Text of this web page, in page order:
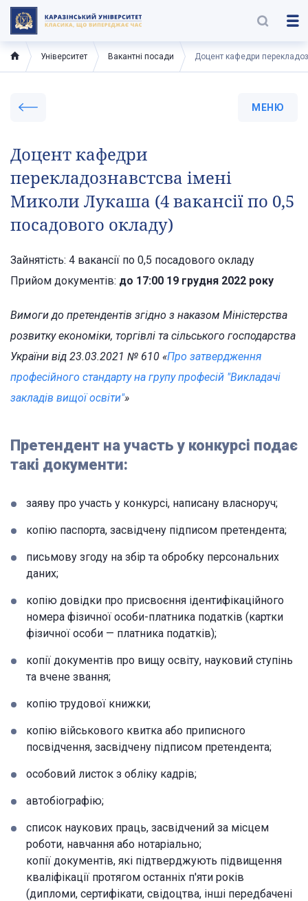
Університет Вакантні посади Доцент кафедри
МЕНЮ
Доцент кафедри
перекладознавстсва імені
Миколи Лукаша (4 вакансії по 0,5
посадового окладу)
Зайнятість: 4 вакансії по 0,5 посадового окладу
Прийом документів: до 17:00 19 грудня 2022 року
Вимоги до претендентів згідно з наказом Міністерства
розвитку економіки, торгівлі та сільського господарства
України від 23.03.2021 № 610 «Про затвердження
професійного стандарту на групу професій "Викладачі
закладів вищої освіти"»
Претендент на участь у конкурсі подає
такі документи:
заяву про участь у конкурсі, написану власноруч;
копію паспорта, засвідчену підписом претендента;
письмову згоду на збір та обробку персональних
даних;
копію довідки про присвоєння ідентифікаційного
номера фізичної особи-платника податків (картки
фізичної особи — платника податків);
копії документів про вищу освіту, науковий ступінь
та вчене звання;
копію трудової книжки;
копію військового квитка або приписного
посвідчення, засвідчену підписом претендента;
особовий листок з обліку кадрів;
автобіографію;
список наукових праць, засвідчений за місцем
роботи, навчання або нотаріально;
копії документів, які підтверджують підвищення
кваліфікації протягом останніх п'яти років
(дипломи, сертифікати, свідоцтва, інші передбачені